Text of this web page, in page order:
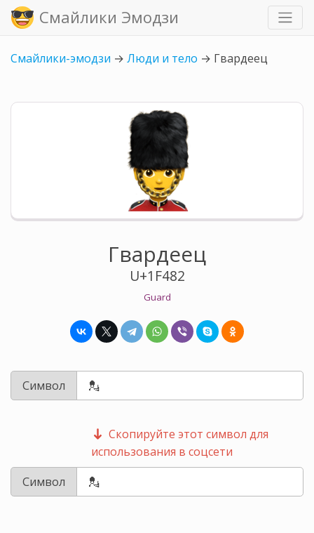
Смайлики Эмодзи
Смайлики-эмодзи → Люди и тело → Гвардеец
Гвардеец
U+1F482
Guard
Символ
Скопируйте этот символ для
использования в соцсети
Символ